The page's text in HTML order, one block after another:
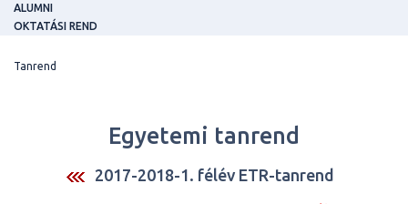
ALUMNI
OKTATÁSI REND
Tanrend
Egyetemi tanrend
2017-2018-1. félév ETR-tanrend